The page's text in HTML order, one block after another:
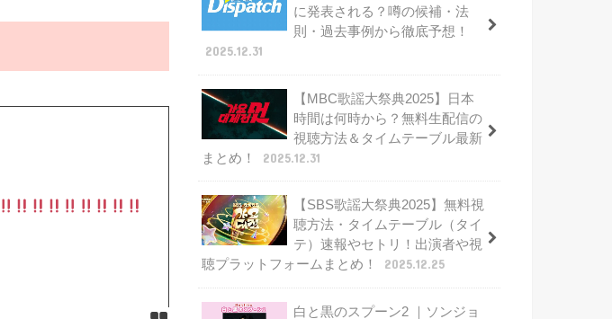
に発表される？噂の候補・法
則・過去事例から徹底予想！
2025.12.31
【MBC歌謡大祭典2025】日本
時間は何時から？無料生配信の
視聴方法＆タイムテーブル最新
まとめ！
2025.12.31
【SBS歌謡大祭典2025】無料視
聴方法・タイムテーブル（タイ
テ）速報やセトリ！出演者や視
聴プラットフォームまとめ！
2025.12.25
白と黒のスプーン2 ｜ソンジョ